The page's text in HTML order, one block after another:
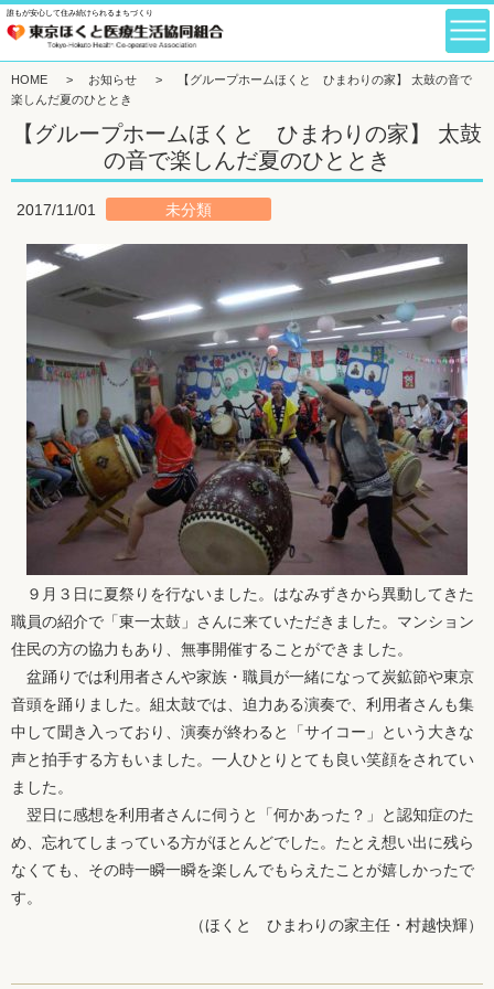
誰もが安心して住み続けられるまちづくり
HOME > お知らせ >
【グループホームほくと ひまわりの家】 太鼓の音で
楽しんだ夏のひととき
【グループホームほくと ひまわりの家】 太鼓
の音で楽しんだ夏のひととき
2017/11/01 未分類
９月３日に夏祭りを行ないました。はなみずきから異動してきた
職員の紹介で「東一太鼓」さんに来ていただきました。マンション
住民の方の協力もあり、無事開催することができました。
盆踊りでは利用者さんや家族・職員が一緒になって炭鉱節や東京
音頭を踊りました。組太鼓では、迫力ある演奏で、利用者さんも集
中して聞き入っており、演奏が終わると「サイコー」という大きな
声と拍手する方もいました。一人ひとりとても良い笑顔をされてい
ました。
翌日に感想を利用者さんに伺うと「何かあった？」と認知症のた
め、忘れてしまっている方がほとんどでした。たとえ想い出に残ら
なくても、その時一瞬一瞬を楽しんでもらえたことが嬉しかったで
す。
（ほくと ひまわりの家主任・村越快輝）